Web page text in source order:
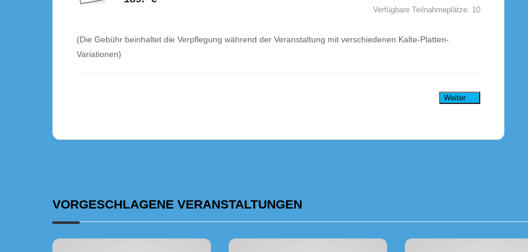
Verfügbare Teilnahmeplätze: 10
(Die Gebühr beinhaltet die Verpflegung während der Veranstaltung mit verschiedenen Kalte-Platten-
Variationen)
Weiter
VORGESCHLAGENE VERANSTALTUNGEN